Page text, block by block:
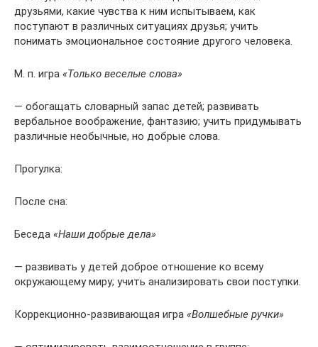
друзьями, какие чувства к ним испытываем, как
поступают в различных ситуациях друзья; учить
понимать эмоциональное состояние другого человека.
М. п. игра «Только веселые слова»
— обогащать словарный запас детей; развивать
вербальное воображение, фантазию; учить придумывать
различные необычные, но добрые слова.
Прогулка:
После сна:
Беседа «Наши добрые дела»
— развивать у детей доброе отношение ко всему
окружающему миру; учить анализировать свои поступки.
Коррекционно-развивающая игра «Волшебные ручки»